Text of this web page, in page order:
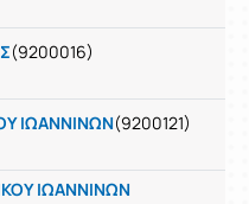
(9200016)
ΙΩΑΝΝΙΝΩΝ(9200121)
ΙΩΑΝΝΙΝΩΝ